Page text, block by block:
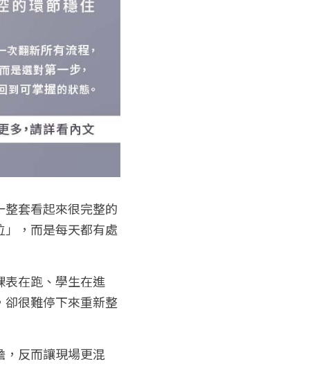
套看起來很完整的
，而是每天都有處
表在跑、學生在進
很難停下來重新整
反而讓現場更混